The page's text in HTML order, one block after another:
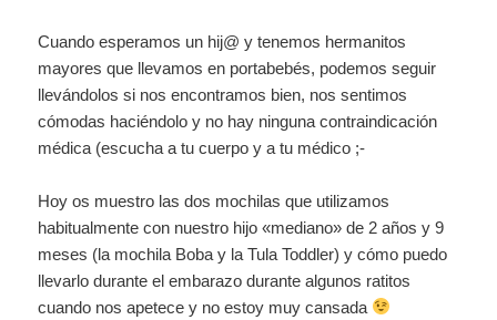
Cuando esperamos un hij@ y tenemos hermanitos
mayores que llevamos en portabebés, podemos seguir
llevándolos si nos encontramos bien, nos sentimos
cómodas haciéndolo y no hay ninguna contraindicación
médica (escucha a tu cuerpo y a tu médico ;-
Hoy os muestro las dos mochilas que utilizamos
habitualmente con nuestro hijo «mediano» de 2 años y 9
meses (la mochila Boba y la Tula Toddler) y cómo puedo
llevarlo durante el embarazo durante algunos ratitos
cuando nos apetece y no estoy muy cansada